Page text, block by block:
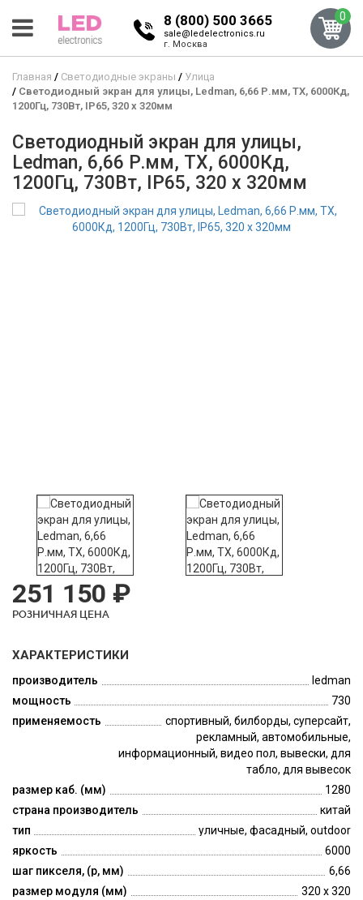
8 (800) 500 3665
sale@ledelectronics.ru
г. Москва
0
Главная Светодиодные экраны
Улица
Светодиодный экран для улицы, Ledman, 6,66 Р.мм, TX, 6000Кд,
1200Гц, 730Вт, IP65, 320 x 320мм
Светодиодный экран для улицы,
Ledman, 6,66 Р.мм, TX, 6000Кд,
1200Гц, 730Вт, IP65, 320 x 320мм
251 150 ₽
РОЗНИЧНАЯ ЦЕНА
ХАРАКТЕРИСТИКИ
производитель
ledman
мощность
730
применяемость
спортивный, билборды, суперсайт,
рекламный, автомобильные,
информационный, видео пол, вывески, для
табло, для вывесок
размер каб. (мм)
1280
страна производитель
китай
тип
уличные, фасадный, outdoor
яркость
6000
шаг пикселя, (p, мм)
6,66
размер модуля (мм)
320 x 320